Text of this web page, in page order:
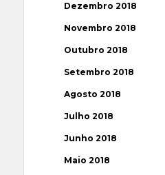
Dezembro 2018
Novembro 2018
Outubro 2018
Setembro 2018
Agosto 2018
Julho 2018
Junho 2018
Maio 2018